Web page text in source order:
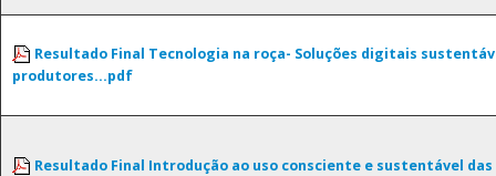
Resultado Final Tecnologia na roça- Soluções digitais
produtores...pdf
Resultado Final Introdução ao uso consciente e sustentável